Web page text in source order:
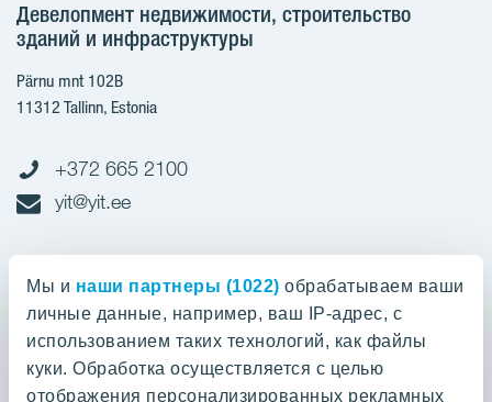
Мы и наши партнеры (1022) обрабатываем ваши
личные данные, например, ваш IP-адрес, с
использованием таких технологий, как файлы
куки. Обработка осуществляется с целью
отображения персонализированных рекламных
Девелопмент недвижимости, строительство
зданий и инфраструктуры
Pärnu mnt 102B
11312 Tallinn, Estonia
+372 665 2100
yit@yit.ee
Cчет-фактура
Регистрационный номер: 10093801
pdfinvoices.yit.eesti@bscs.basware.com